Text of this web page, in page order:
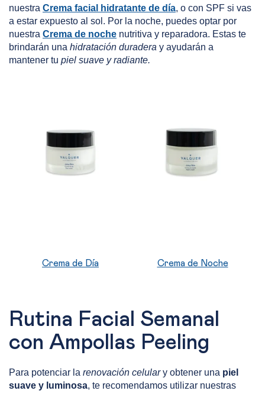
nuestra Crema facial hidratante de día, o con SPF si vas
a estar expuesto al sol. Por la noche, puedes optar por
nuestra Crema de noche nutritiva y reparadora. Estas te
brindarán una hidratación duradera y ayudarán a
mantener tu piel suave y radiante.
Crema de Día Crema de Noche
Rutina Facial Semanal
con Ampollas Peeling
Para potenciar la renovación celular y obtener una piel
suave y luminosa, te recomendamos utilizar nuestras